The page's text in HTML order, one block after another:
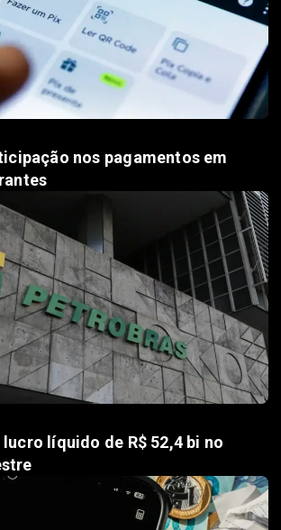
nos pagamentos em
líquido de R$ 52,4 bi no